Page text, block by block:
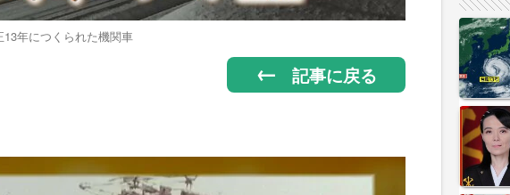
13年につくられた機関車
記事に戻る